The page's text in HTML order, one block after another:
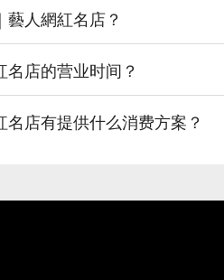
人網紅名店？
店的营业时间？
店有提供什么消费方案？